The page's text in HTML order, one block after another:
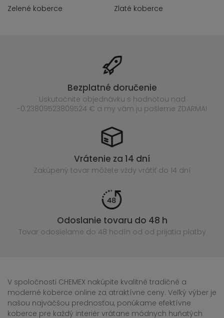
Zelené koberce Zlaté koberce
Bezplatné doručenie
Uskutočnite objednávku s hodnotou nad
-0.23809523809524 € a my vám ju pošleme ZDARMA!
Vrátenie za 14 dní
Zakúpený tovar môžete vždy vrátiť do 14 dní
Odoslanie tovaru do 48 h
Tovar odosielame do 48 hodín od od prijatia platby
V spoločnosti CHEMEX nakúpite kvalitné tradičné a
moderné koberce online za atraktívne ceny. Veľký výber je
našou najväčšou prednosťou, ponúkame efektívne
koberce pre každý interiér vrátane módnych huňatých